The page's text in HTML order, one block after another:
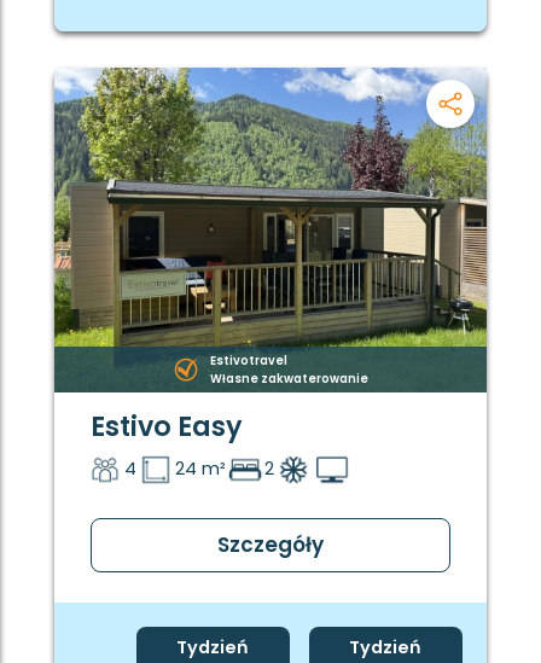
Estivotravel
Własne zakwaterowanie
Estivo Easy
4 24 m² 2
Szczegóły
Tydzień
Tydzień